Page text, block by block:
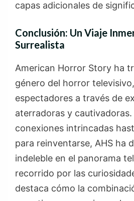
capas adicionales de
Conclusión: Un Viaje
Surrealista
American Horror Story ha
género del horror
espectadores a través de
aterradoras y cautivadoras.
conexiones intrincadas
para reinventarse, AHS ha
indeleble en el panorama
recorrido por las
destaca cómo la